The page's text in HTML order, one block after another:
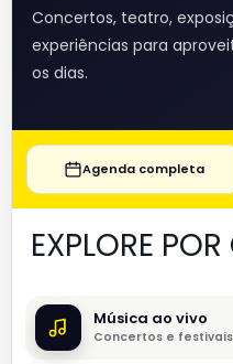
Concertos, teatro,
experiências para
os dias.
Agenda completa
EXPLORE
Música ao vivo
Concertos e festivais